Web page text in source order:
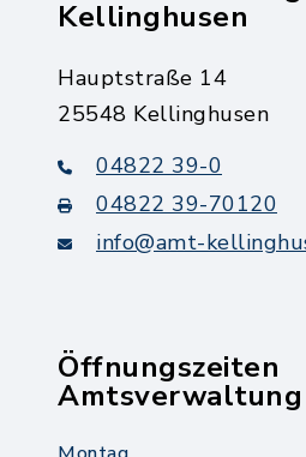
Kellinghusen
Hauptstraße 14
25548 Kellinghusen
04822 39-0
04822 39-70120
info@amt-
Öffnungszeiten
Amtsverwaltung